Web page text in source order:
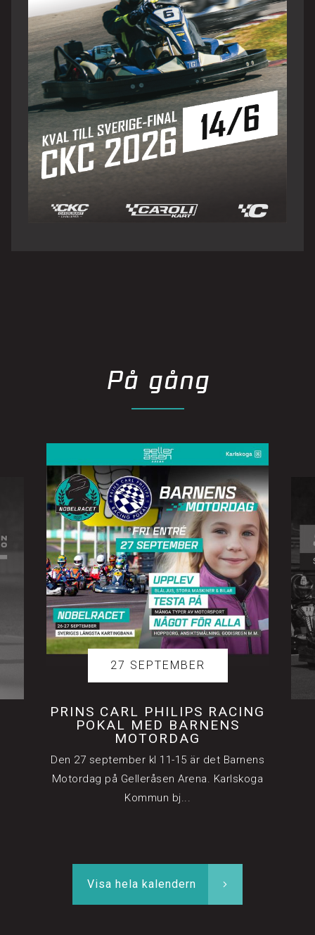
På gång
27 SEPTEMBER
PRINS CARL PHILIPS RACING
POKAL MED BARNENS
MOTORDAG
Den 27 september kl 11-15 är det Barnens
Motordag på Gelleråsen Arena. Karlskoga
Kommun bj...
Visa hela kalendern